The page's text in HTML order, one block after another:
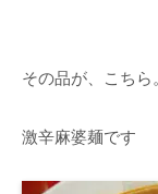
その品が、こちら
激辛麻婆麺です